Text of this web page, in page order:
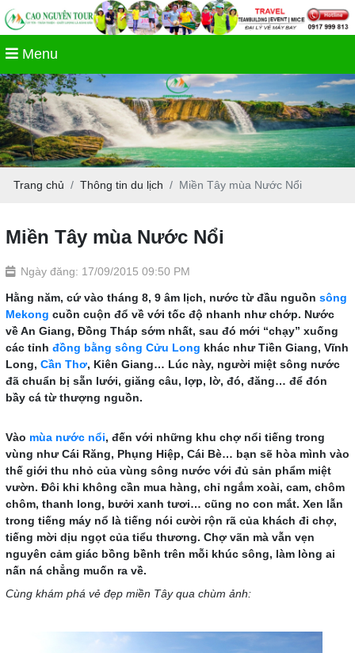
Menu
Trang chủ Thông tin du lịch Miền Tây mùa Nước Nổi
Miền Tây mùa Nước Nổi
Ngày đăng: 17/09/2015 09:50 PM
Hằng năm, cứ vào tháng 8, 9 âm lịch, nước từ đầu nguồn sông
Mekong cuồn cuộn đổ về với tốc độ nhanh như chớp. Nước
về An Giang, Đồng Tháp sớm nhất, sau đó mới “chạy” xuống
các tỉnh đồng bằng sông Cửu Long khác như Tiền Giang, Vĩnh
Long, Cần Thơ, Kiên Giang… Lúc này, người miệt sông nước
đã chuẩn bị sẵn lưới, giăng câu, lợp, lờ, đó, đăng… để đón
bầy cá từ thượng nguồn.
Vào mùa nước nổi, đến với những khu chợ nổi tiếng trong
vùng như Cái Răng, Phụng Hiệp, Cái Bè… bạn sẽ hòa mình vào
thế giới thu nhỏ của vùng sông nước với đủ sản phẩm miệt
vườn. Đôi khi không cần mua hàng, chỉ ngắm xoài, cam, chôm
chôm, thanh long, bưởi xanh tươi… cũng no con mắt. Xen lẫn
trong tiếng máy nổ là tiếng nói cười rộn rã của khách đi chợ,
tiếng mời dịu ngọt của tiểu thương. Chợ vãn mà vẫn vẹn
nguyên cảm giác bồng bềnh trên mỗi khúc sông, làm lòng ai
nấn ná chẳng muốn ra về.
Cùng khám phá vẻ đẹp miền Tây qua chùm ảnh: